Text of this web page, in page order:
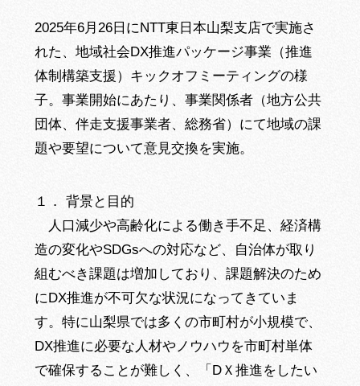
2025年6月26日にNTT東日本山梨支店で実施さ
れた、地域社会DX推進パッケージ事業（推進
体制構築支援）キックオフミーティングの様
子。事業開始にあたり、事業関係者（地方公共
団体、伴走支援事業者、総務省）にて地域の課
題や要望について意見交換を実施。
１． 背景と目的
人口減少や高齢化による働き手不足、経済構
造の変化やSDGsへの対応など、自治体が取り
組むべき課題は増加しており、課題解決のため
にDX推進が不可欠な状況になってきていま
す。特に山梨県では多くの市町村が小規模で、
DX推進に必要な人材やノウハウを市町村単体
で確保することが難しく、「DＸ推進をしたい